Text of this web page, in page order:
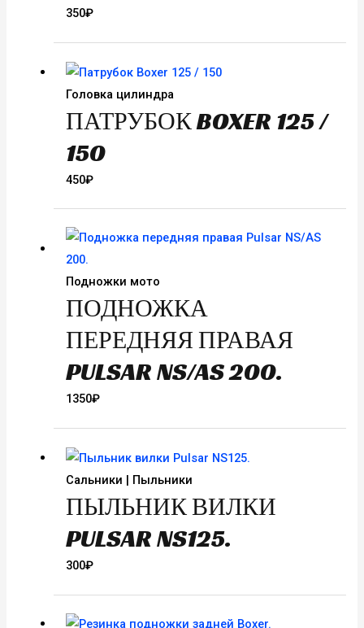
350₽
Головка цилиндра
ПАТРУБОК BOXER 125 /
150
450₽
Подножки мото
ПОДНОЖКА
ПЕРЕДНЯЯ ПРАВАЯ
PULSAR NS/AS 200.
1350₽
Сальники | Пыльники
ПЫЛЬНИК ВИЛКИ
PULSAR NS125.
300₽